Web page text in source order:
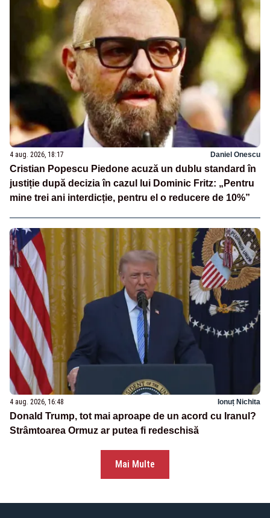
4 aug. 2026, 18:17 Daniel Onescu
Cristian Popescu Piedone acuză un dublu standard în
justiție după decizia în cazul lui Dominic Fritz: „Pentru
mine trei ani interdicție, pentru el o reducere de 10%”
4 aug. 2026, 16:48 Ionuț Nichita
Donald Trump, tot mai aproape de un acord cu Iranul?
Strâmtoarea Ormuz ar putea fi redeschisă
Mai Multe